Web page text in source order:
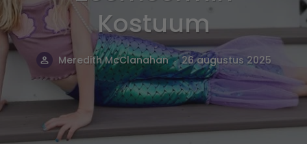
Kostuum
Meredith McClanahan . 26 augustus 2025